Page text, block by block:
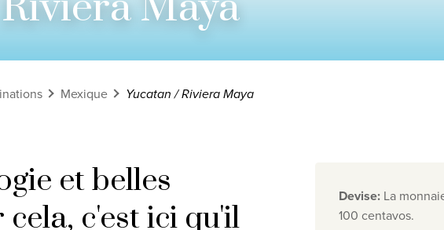
Mexique Yucatan / Riviera Maya
et belles
cela, c'est ici qu'il
Devise: La
100 centavos.